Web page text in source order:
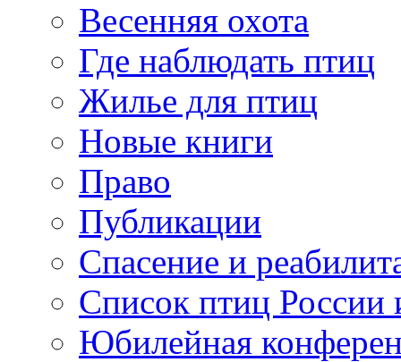
Весенняя охота
Где наблюдать птиц
Жилье для птиц
Новые книги
Право
Публикации
Спасение и
Список птиц России
Юбилейная